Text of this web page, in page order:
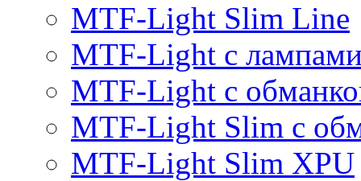
MTF-Light Slim Line
MTF-Light с
MTF-Light с
MTF-Light Slim с
MTF-Light Slim XPU